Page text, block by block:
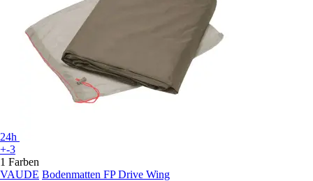
24h
+-3
1 Farben
VAUDE Bodenmatten FP Drive Wing